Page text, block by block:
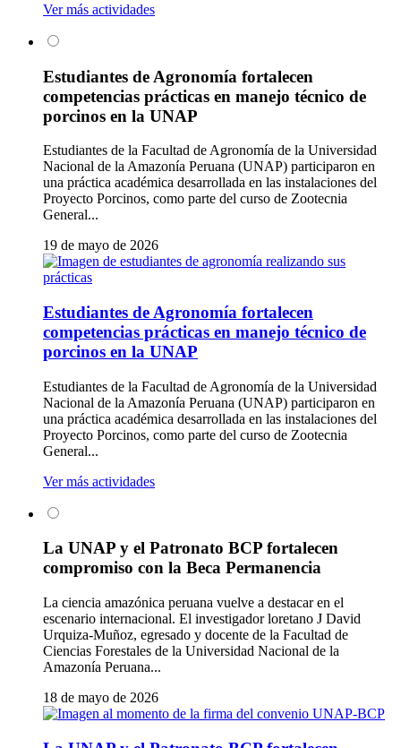
Ver más actividades
Estudiantes de Agronomía fortalecen
competencias prácticas en manejo técnico de
porcinos en la UNAP
Estudiantes de la Facultad de Agronomía de la Universidad
Nacional de la Amazonía Peruana (UNAP) participaron en
una práctica académica desarrollada en las instalaciones del
Proyecto Porcinos, como parte del curso de Zootecnia
General...
19 de mayo de 2026
Estudiantes de Agronomía fortalecen
competencias prácticas en manejo técnico de
porcinos en la UNAP
Estudiantes de la Facultad de Agronomía de la Universidad
Nacional de la Amazonía Peruana (UNAP) participaron en
una práctica académica desarrollada en las instalaciones del
Proyecto Porcinos, como parte del curso de Zootecnia
General...
Ver más actividades
La UNAP y el Patronato BCP fortalecen
compromiso con la Beca Permanencia
La ciencia amazónica peruana vuelve a destacar en el
escenario internacional. El investigador loretano J David
Urquiza-Muñoz, egresado y docente de la Facultad de
Ciencias Forestales de la Universidad Nacional de la
Amazonía Peruana...
18 de mayo de 2026